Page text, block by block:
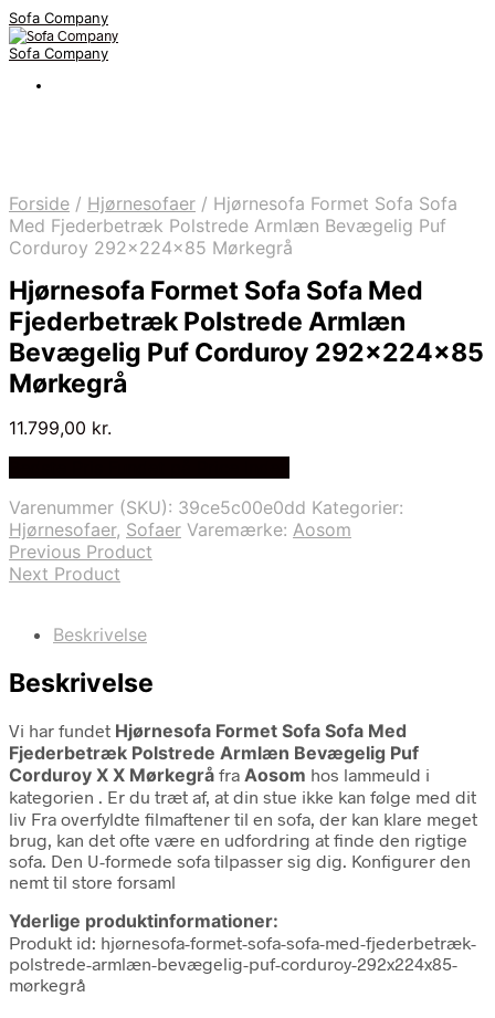
Sofa Company
Sofa Company
Forside / Hjørnesofaer / Hjørnesofa Formet Sofa Sofa
Med Fjederbetræk Polstrede Armlæn Bevægelig Puf
Corduroy 292x224x85 Mørkegrå
Hjørnesofa Formet Sofa Sofa Med
Fjederbetræk Polstrede Armlæn
Bevægelig Puf Corduroy 292x224x85
Mørkegrå
11.799,00 kr.
Varenummer (SKU): 39ce5c00e0dd Kategorier:
Hjørnesofaer, Sofaer Varemærke: Aosom
Previous Product
Next Product
Beskrivelse
Beskrivelse
Vi har fundet Hjørnesofa Formet Sofa Sofa Med
Fjederbetræk Polstrede Armlæn Bevægelig Puf
Corduroy X X Mørkegrå fra Aosom hos lammeuld i
kategorien . Er du træt af, at din stue ikke kan følge med dit
liv Fra overfyldte filmaftener til en sofa, der kan klare meget
brug, kan det ofte være en udfordring at finde den rigtige
sofa. Den U-formede sofa tilpasser sig dig. Konfigurer den
nemt til store forsaml
Yderlige produktinformationer:
Produkt id: hjørnesofa-formet-sofa-sofa-med-fjederbetræk-
polstrede-armlæn-bevægelig-puf-corduroy-292x224x85-
mørkegrå